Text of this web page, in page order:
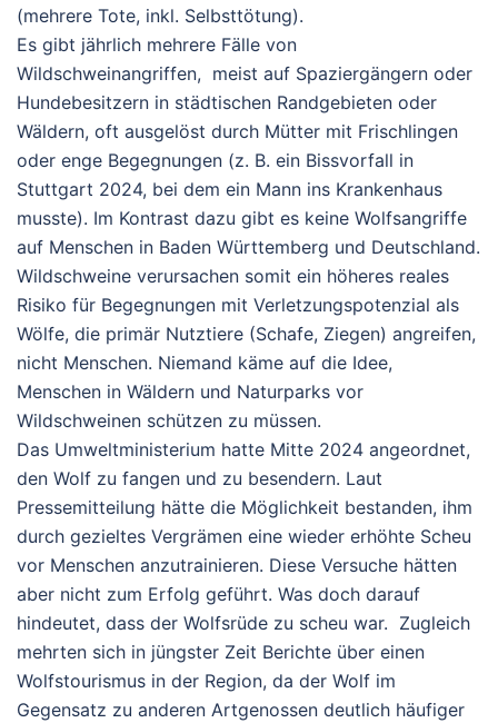
(mehrere Tote, inkl. Selbsttötung).
Es gibt jährlich mehrere Fälle von
Wildschweinangriffen, meist auf Spaziergängern oder
Hundebesitzern in städtischen Randgebieten oder
Wäldern, oft ausgelöst durch Mütter mit Frischlingen
oder enge Begegnungen (z. B. ein Bissvorfall in
Stuttgart 2024, bei dem ein Mann ins Krankenhaus
musste). Im Kontrast dazu gibt es keine Wolfsangriffe
auf Menschen in Baden Württemberg und Deutschland.
Wildschweine verursachen somit ein höheres reales
Risiko für Begegnungen mit Verletzungspotenzial als
Wölfe, die primär Nutztiere (Schafe, Ziegen) angreifen,
nicht Menschen. Niemand käme auf die Idee,
Menschen in Wäldern und Naturparks vor
Wildschweinen schützen zu müssen.
Das Umweltministerium hatte Mitte 2024 angeordnet,
den Wolf zu fangen und zu besendern. Laut
Pressemitteilung hätte die Möglichkeit bestanden, ihm
durch gezieltes Vergrämen eine wieder erhöhte Scheu
vor Menschen anzutrainieren. Diese Versuche hätten
aber nicht zum Erfolg geführt. Was doch darauf
hindeutet, dass der Wolfsrüde zu scheu war. Zugleich
mehrten sich in jüngster Zeit Berichte über einen
Wolfstourismus in der Region, da der Wolf im
Gegensatz zu anderen Artgenossen deutlich häufiger